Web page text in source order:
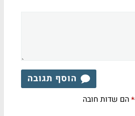
הוסף תגובה
*הם שדות חובה